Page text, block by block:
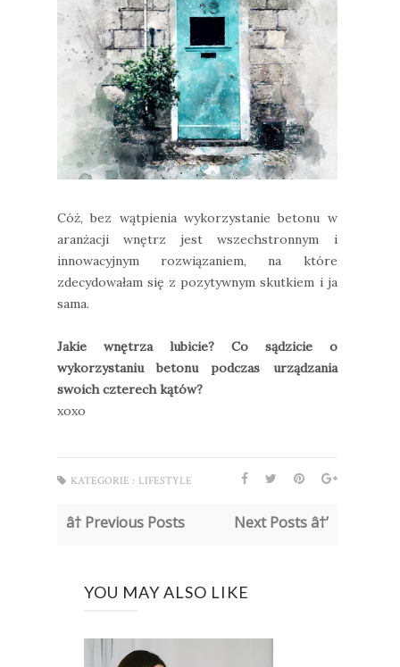
Cóż, bez wątpienia wykorzystanie betonu w
aranżacji wnętrz jest wszechstronnym i
innowacyjnym rozwiązaniem, na które
zdecydowałam się z pozytywnym skutkiem i ja
sama.
Jakie wnętrza lubicie? Co sądzicie o
wykorzystaniu betonu podczas urządzania
swoich czterech kątów?
xoxo
KATEGORIE : LIFESTYLE
â† Previous Posts Next Posts â†’
YOU MAY ALSO LIKE